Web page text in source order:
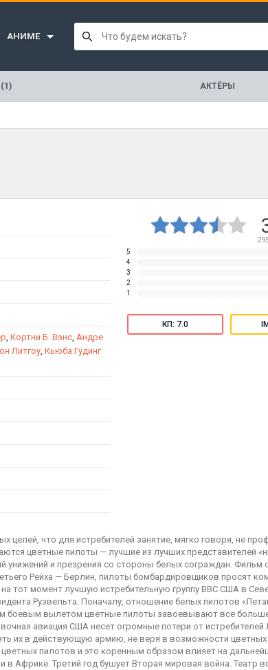
АНИМЕ
АКТЁРЫ
, Кортни Б. Вэнс, Андре
Литгоу, Кьюба Гудинг
5
4
3
2
1
КП: 7.0
что для истребителей занятие, мягко говоря, не
цветные пилоты — лучшие из лучших представителей
и презрения со стороны белых сограждан. Фильм
Рейха — Берлин, пилоты бомбардировщиков просят
тот момент лучшую истребительную группу ВВС США в
Рузвельта. Поначалу, отношение белых пилотов
боевым вылетом цветные пилоты завоевывают все
авиация США несет огромные потери от
их в действующую армию, не веря в возможности
пилотов и это коренным образом влияет на
Африке. Третий год бушует Вторая мировая война. Театр